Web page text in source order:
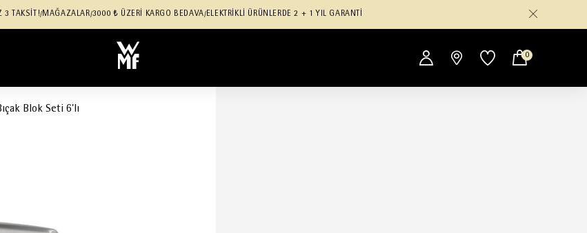
3 TAKSİT!/ MAĞAZALAR/3000 ₺ ÜZERİ KARGO BEDAVA/ELEKTRİKLİ ÜRÜNLERDE 2 + 1 YIL GARANTİ
0
Blok Seti 6'lı